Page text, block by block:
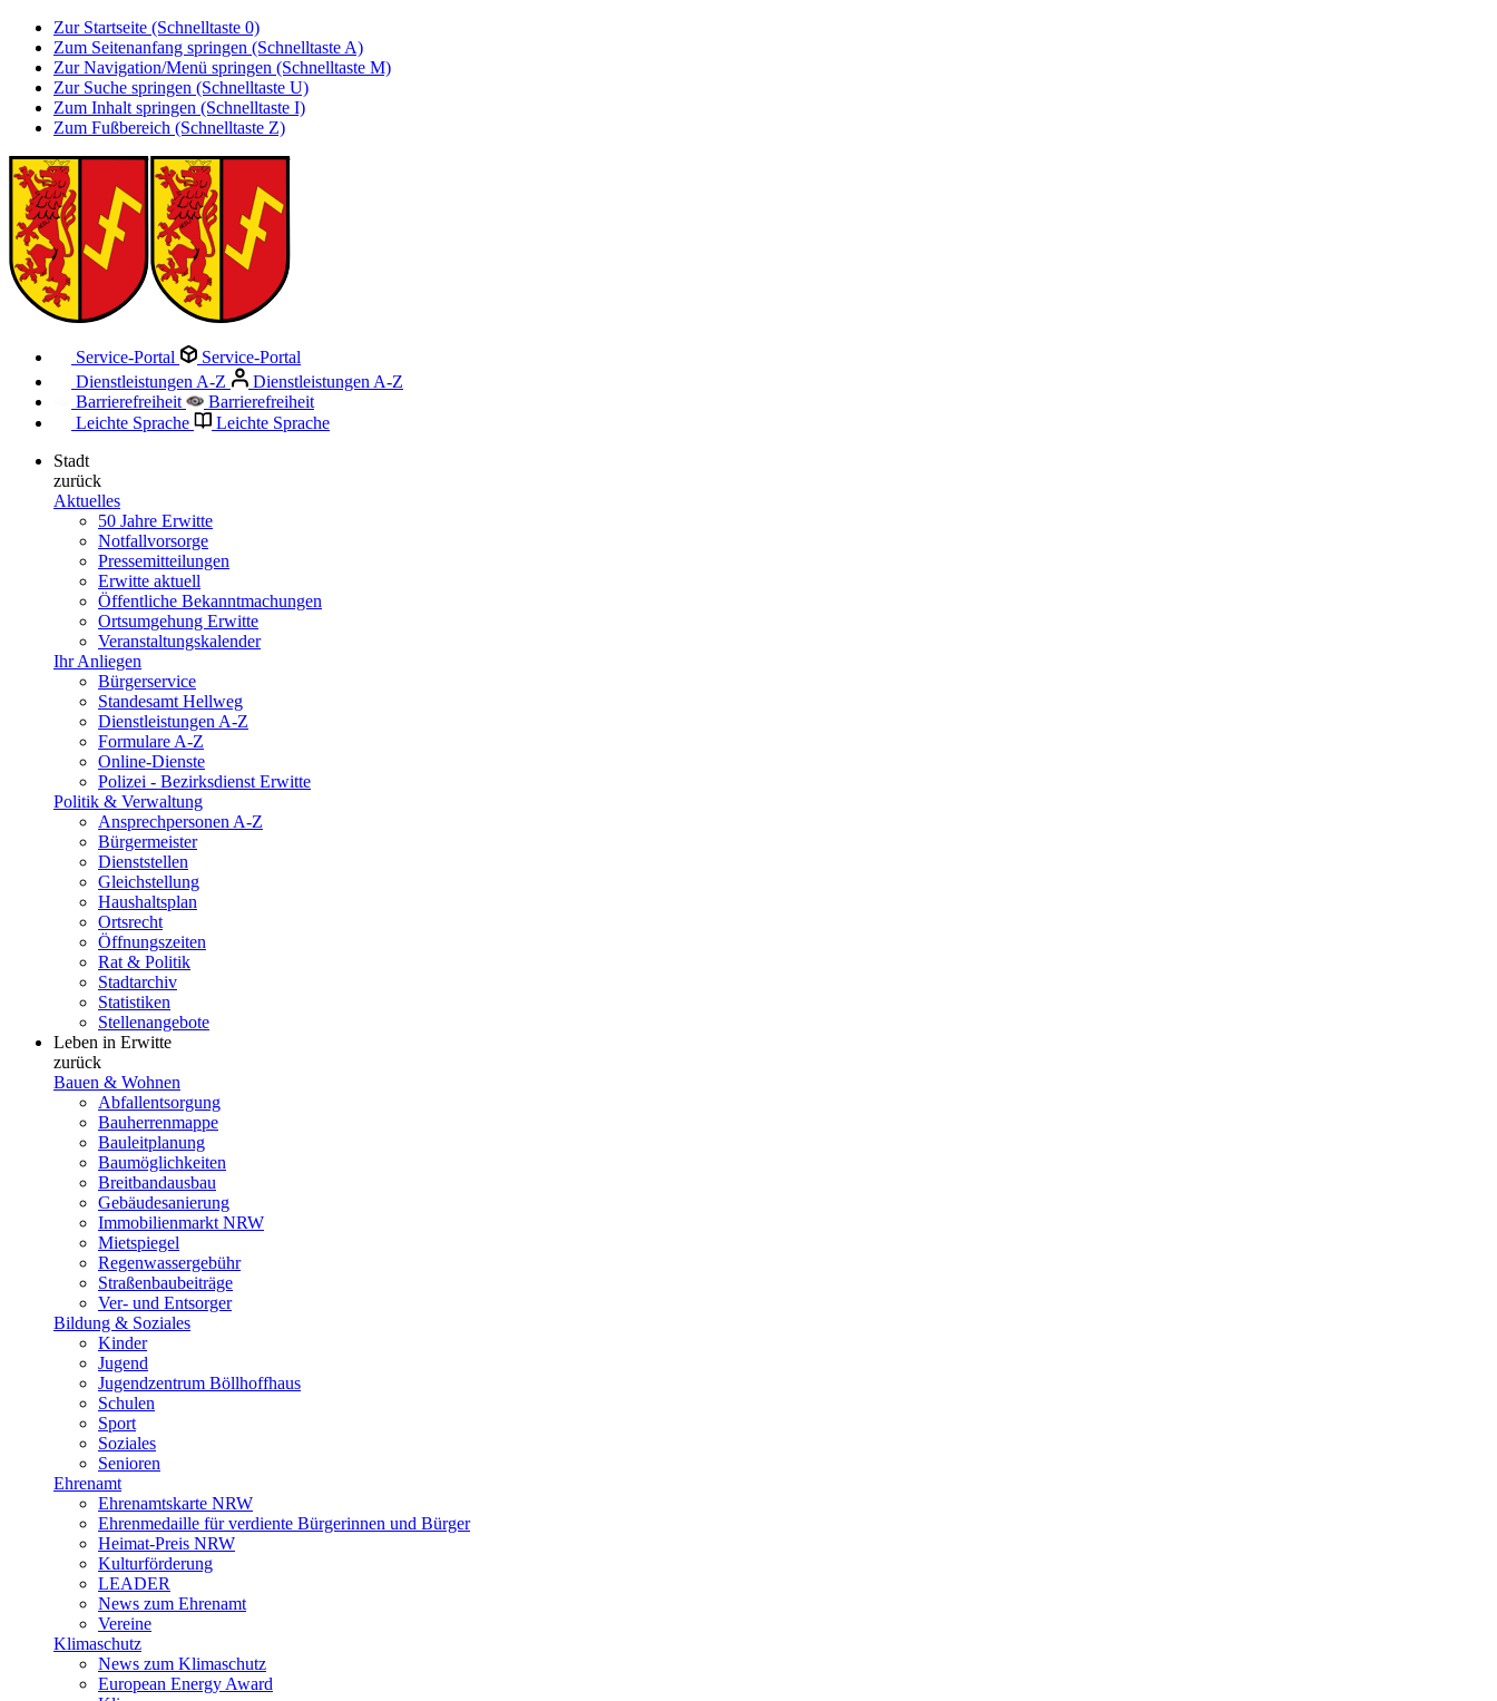
Zur Startseite (Schnelltaste 0)
Zum Seitenanfang springen (Schnelltaste A)
Zur Navigation/Menü springen (Schnelltaste M)
Zur Suche springen (Schnelltaste U)
Zum Inhalt springen (Schnelltaste I)
Zum Fußbereich (Schnelltaste Z)
Service-Portal
Service-Portal
Dienstleistungen A-Z
Dienstleistungen A-Z
Barrierefreiheit
Barrierefreiheit
Leichte Sprache
Leichte Sprache
Stadt
zurück
Aktuelles
50 Jahre Erwitte
Notfallvorsorge
Pressemitteilungen
Erwitte aktuell
Öffentliche Bekanntmachungen
Ortsumgehung Erwitte
Veranstaltungskalender
Ihr Anliegen
Bürgerservice
Standesamt Hellweg
Dienstleistungen A-Z
Formulare A-Z
Online-Dienste
Polizei - Bezirksdienst Erwitte
Politik & Verwaltung
Ansprechpersonen A-Z
Bürgermeister
Dienststellen
Gleichstellung
Haushaltsplan
Ortsrecht
Öffnungszeiten
Rat & Politik
Stadtarchiv
Statistiken
Stellenangebote
Leben in Erwitte
zurück
Bauen & Wohnen
Abfallentsorgung
Bauherrenmappe
Bauleitplanung
Baumöglichkeiten
Breitbandausbau
Gebäudesanierung
Immobilienmarkt NRW
Mietspiegel
Regenwassergebühr
Straßenbaubeiträge
Ver- und Entsorger
Bildung & Soziales
Kinder
Jugend
Jugendzentrum Böllhoffhaus
Schulen
Sport
Soziales
Senioren
Ehrenamt
Ehrenamtskarte NRW
Ehrenmedaille für verdiente Bürgerinnen und Bürger
Heimat-Preis NRW
Kulturförderung
LEADER
News zum Ehrenamt
Vereine
Klimaschutz
News zum Klimaschutz
European Energy Award